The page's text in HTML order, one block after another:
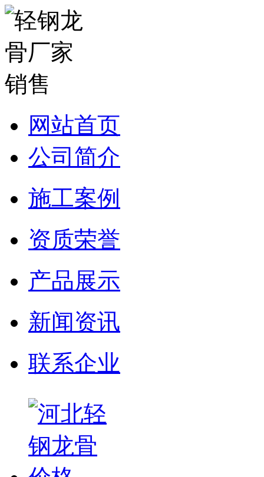
网站首页
公司简介
施工案例
资质荣誉
产品展示
新闻资讯
联系企业